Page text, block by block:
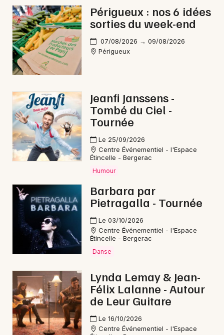
Sports
Soirées
Sorties famille
Sorties & loisirs
Reggae en Dordogne
Reggae en Aquitaine
Newsletter des sorties
Actus à Montpon-Ménestérol
Magazine à Montpon-Ménestérol
Paris
Strasbourg
Toulouse
Toutes les villes
Périgueux : nos 6 idées
sorties du week-end
07/08/2026 → 09/08/2026
Périgueux
Jeanfi Janssens -
Tombé du Ciel -
Tournée
Le 25/09/2026
Centre Événementiel - l'Espace
Étincelle - Bergerac
Humour
Barbara par
Pietragalla - Tournée
Le 03/10/2026
Centre Événementiel - l'Espace
Étincelle - Bergerac
Danse
Lynda Lemay & Jean-
Félix Lalanne - Autour
de Leur Guitare
Le 16/10/2026
Centre Événementiel - l'Espace